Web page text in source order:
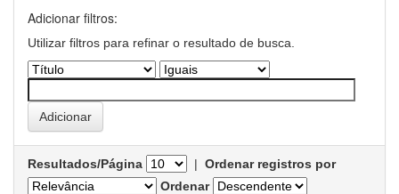
Adicionar filtros:
Utilizar filtros para refinar o resultado de busca.
Resultados/Página | Ordenar registros por
Ordenar